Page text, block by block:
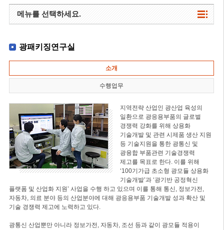
메뉴를 선택하세요.
광패키징연구실
소개
수행업무
지역전략 산업인 광산업 육성의
일환으로 광응용부품의 글로벌
경쟁력 강화를 위해 상용화
기술개발 및 관련 시제품 생산 지원
등 기술지원을 통한 광통신 및
광융합 부품관련 기술경쟁력
제고를 목표로 한다. 이를 위해
‘100기가급 초소형 광모듈 상용화
기술개발’과 ‘광기반 공정혁신
플랫폼 및 산업화 지원’ 사업을 수행 하고 있으며 이를 통해 통신, 정보가전,
자동차, 의료 분야 등의 산업분야에 대해 광응용부품 기술개발 성과 확산 및
기술 경쟁력 제고에 노력하고 있다.
광통신 산업뿐만 아니라 정보가전, 자동차, 조선 등과 같이 광모듈 적용이